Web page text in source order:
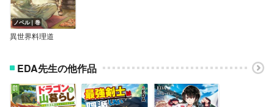
ノベル｜巻
異世界料理道
EDA先生の他作品